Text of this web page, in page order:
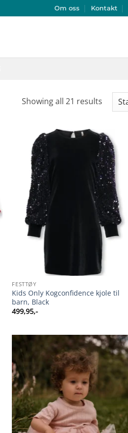
Om oss Kontakt
Showing all 21 results
FESTTØY
Kids Only Kogconfidence kjole til
barn, Black
499,95,-